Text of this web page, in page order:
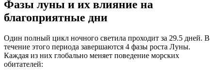
Фазы луны и их влияние на
благоприятные дни
Один полный цикл ночного светила проходит за 29.5 дней. В
течение этого периода завершаются 4 фазы роста Луны.
Каждая из них глобально меняет поведение морских
обитателей: